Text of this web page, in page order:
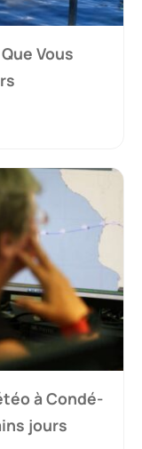
Vous
à Condé-
jours